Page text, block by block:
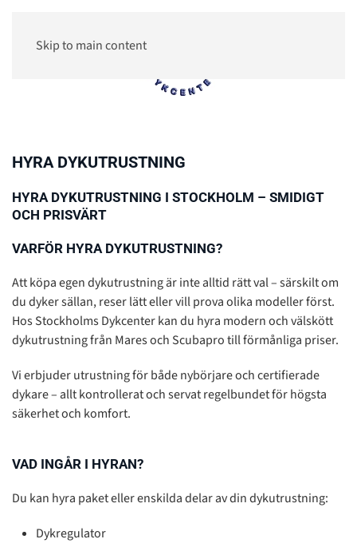
Skip to main content
HYRA DYKUTRUSTNING
HYRA DYKUTRUSTNING I STOCKHOLM – SMIDIGT
OCH PRISVÄRT
VARFÖR HYRA DYKUTRUSTNING?
Att köpa egen dykutrustning är inte alltid rätt val – särskilt om
du dyker sällan, reser lätt eller vill prova olika modeller först.
Hos Stockholms Dykcenter kan du hyra modern och välskött
dykutrustning från Mares och Scubapro till förmånliga priser.
Vi erbjuder utrustning för både nybörjare och certifierade
dykare – allt kontrollerat och servat regelbundet för högsta
säkerhet och komfort.
VAD INGÅR I HYRAN?
Du kan hyra paket eller enskilda delar av din dykutrustning:
Dykregulator